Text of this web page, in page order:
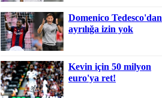
Domenico Tedesco'dan
ayrılığa izin yok
Kevin için 50 milyon
euro'ya ret!